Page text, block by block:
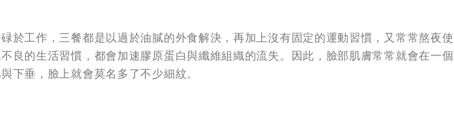
於工作，三餐都是以過於油膩的外食解決，再加上沒有固定的運動習慣，又常常熬夜使
良的生活習慣，都會加速膠原蛋白與纖維組織的流失。因此，臉部肌膚常常就會在一個
下垂，臉上就會莫名多了不少細紋。